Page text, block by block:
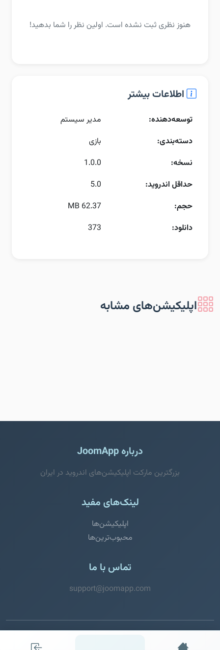
هنوز نظری ثبت نشده است. اولین نظر را شما بدهید!
اطلاعات بیشتر
توسعه‌دهنده:
مدیر سیستم
دسته‌بندی:
بازی
نسخه:
1.0.0
حداقل اندروید:
5.0
حجم:
62.37 MB
دانلود:
373
اپلیکیشن‌های مشابه
درباره JoomApp
بزرگترین مارکت اپلیکیشن‌های اندروید در ایران
لینک‌های مفید
اپلیکیشن‌ها
محبوب‌ترین‌ها
تماس با ما
support@joomapp.com
© 2026 JoomApp. تمامی حقوق محفوظ است.